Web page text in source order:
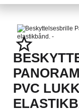
star_border
PVC